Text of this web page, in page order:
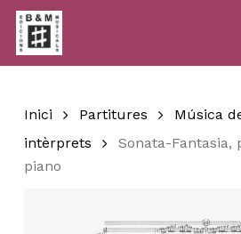
Skip
main
content
Inici Partitures Música
intèrprets
Sonata-Fantasia,
piano